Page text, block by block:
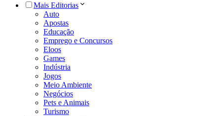
Mais Editorias
Auto
Apostas
Educação
Emprego e Concursos
Eloos
Games
Indústria
Jogos
Meio Ambiente
Negócios
Pets e Animais
Turismo